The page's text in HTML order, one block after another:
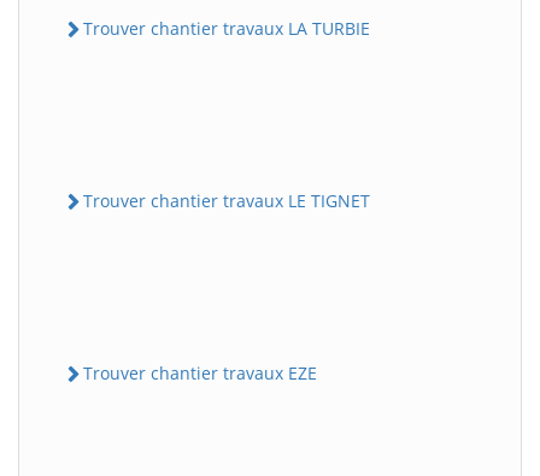
Trouver chantier travaux LA TURBIE
Trouver chantier travaux LE TIGNET
Trouver chantier travaux EZE